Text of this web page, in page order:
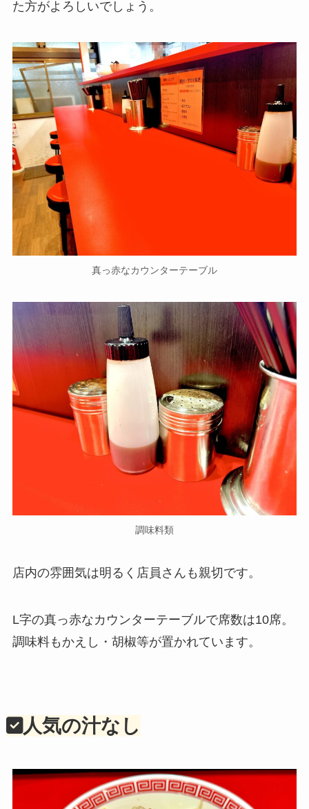
た方がよろしいでしょう。
真っ赤なカウンターテーブル
調味料類
店内の雰囲気は明るく店員さんも親切です。
L字の真っ赤なカウンターテーブルで席数は10席。
調味料もかえし・胡椒等が置かれています。
人気の汁なし